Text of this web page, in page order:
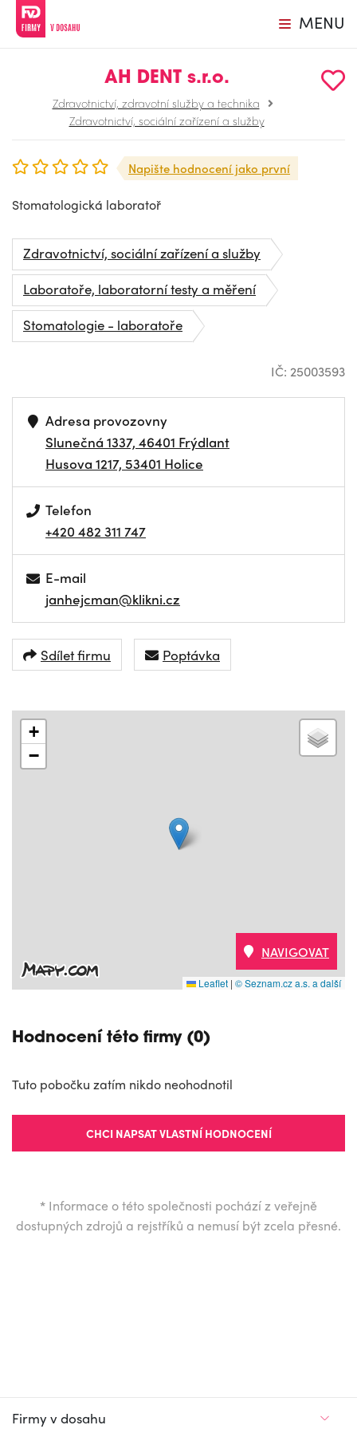
MENU
AH DENT s.r.o.
Zdravotnictví, zdravotní služby a technika
Zdravotnictví, sociální zařízení a služby
Napište hodnocení jako první
Stomatologická laboratoř
Zdravotnictví, sociální zařízení a služby
Laboratoře, laboratorní testy a měření
Stomatologie - laboratoře
IČ: 25003593
Adresa provozovny
Slunečná 1337, 46401 Frýdlant
Husova 1217, 53401 Holice
Telefon
+420 482 311 747
E-mail
janhejcman@klikni.cz
Sdílet firmu Poptávka
+
−
Leaflet | © Seznam.cz a.s. a další
NAVIGOVAT
Hodnocení této firmy (0)
Tuto pobočku zatím nikdo neohodnotil
CHCI NAPSAT VLASTNÍ HODNOCENÍ
* Informace o této společnosti pochází z veřejně
dostupných zdrojů a rejstříků a nemusí být zcela přesné.
Firmy v dosahu